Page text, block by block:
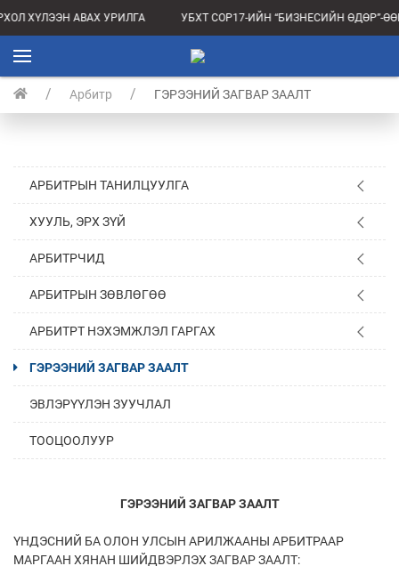
ХҮЛЭЭН АВАХ УРИЛГА УБХТ COP17-ИЙН “БИЗНЕСИЙН
Арбитр ГЭРЭЭНИЙ ЗАГВАР ЗААЛТ
АРБИТРЫН ТАНИЛЦУУЛГА
ХУУЛЬ, ЭРХ ЗҮЙ
АРБИТРЧИД
АРБИТРЫН ЗӨВЛӨГӨӨ
АРБИТРТ НЭХЭМЖЛЭЛ ГАРГАХ
ГЭРЭЭНИЙ ЗАГВАР ЗААЛТ
ЭВЛЭРҮҮЛЭН ЗУУЧЛАЛ
ТООЦООЛУУР
ГЭРЭЭНИЙ ЗАГВАР ЗААЛТ
ҮНДЭСНИЙ БА ОЛОН УЛСЫН АРИЛЖААНЫ АРБИТРААР
МАРГААН ХЯНАН ШИЙДВЭРЛЭХ ЗАГВАР ЗААЛТ: